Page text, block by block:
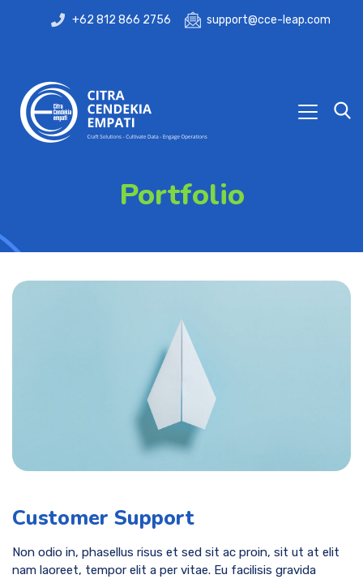
+62 812 866 2756 support@cce-leap.com
Portfolio
Customer Support
Non odio in, phasellus risus et sed sit ac proin, sit ut at elit
nam laoreet, tempor elit a per vitae. Eu facilisis gravida